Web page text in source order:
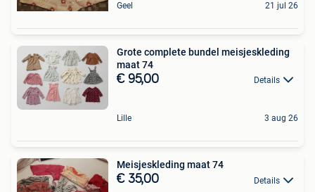
Geel 21 jul 26
Grote complete bundel meisjeskleding
maat 74
€ 95,00 Details
Lille 3 aug 26
Meisjeskleding maat 74
€ 35,00 Details